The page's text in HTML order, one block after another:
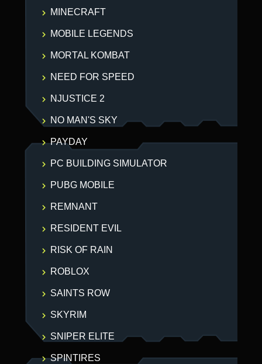
MINECRAFT
MOBILE LEGENDS
MORTAL KOMBAT
NEED FOR SPEED
NJUSTICE 2
NO MAN'S SKY
PAYDAY
PC BUILDING SIMULATOR
PUBG MOBILE
REMNANT
RESIDENT EVIL
RISK OF RAIN
ROBLOX
SAINTS ROW
SKYRIM
SNIPER ELITE
SPINTIRES